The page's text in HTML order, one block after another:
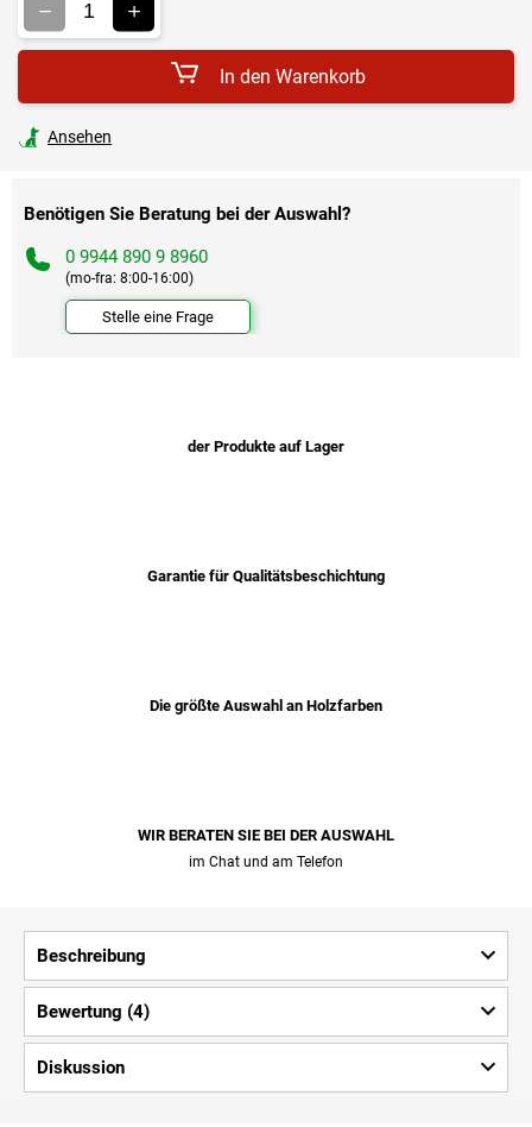
In den Warenkorb
Ansehen
Benötigen Sie Beratung bei der Auswahl?
0 9944 890 9 8960
(mo-fra: 8:00-16:00)
Stelle eine Frage
der Produkte auf Lager
Garantie für Qualitätsbeschichtung
Die größte Auswahl an Holzfarben
WIR BERATEN SIE BEI ​​DER AUSWAHL
im Chat und am Telefon
Beschreibung
Bewertung (4)
Diskussion